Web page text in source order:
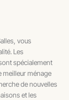
vous
Les
spécialement
meilleur ménage
de nouvelles
et les